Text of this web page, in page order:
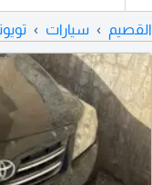
القصيم سيارات